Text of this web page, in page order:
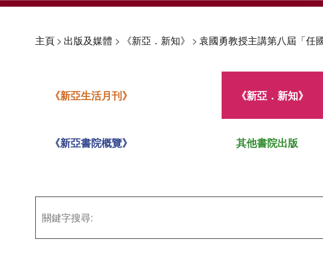
主頁> 出版及媒體 > 《新亞．新知》 > 袁國勇教授主講第八屆「任
《新亞生活月刊》 《新亞．新知》
《新亞書院概覽》 其他書院出版